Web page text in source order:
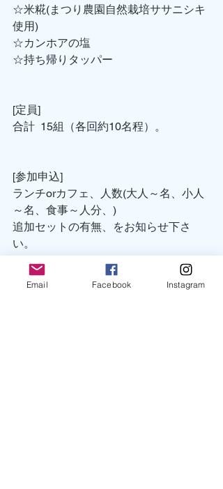
☆米糀(まつり農園自然栽培ササニシキ
使用)
☆カンホアの塩
☆持ち帰りタッパー
[定員]
合計  15組（各回約10名程）。
[参加申込]
ランチorカフェ、人数(大人～名、小人
～名、食事～人分、)
追加セットの有無、をお知らせ下さ
い。
リトルノ055-981-7557
まつり農園 メッセージにて
Email Facebook Instagram